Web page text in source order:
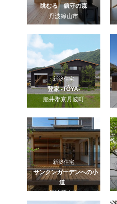
眺むる 鎮守の森
丹波篠山市
新築住宅
登家 -TÔYA-
船井郡京丹波町
新築住宅
サンクンガーデンへの小
道
丹波篠山市